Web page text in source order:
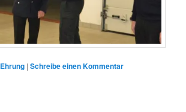
Ehrung |Schreibe einen Kommentar